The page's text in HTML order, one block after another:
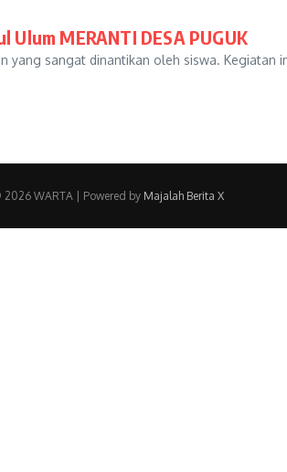
MERANTI DESA PUGUK
sangat dinantikan oleh siswa. Kegiatan
WARTA | Powered by Majalah Berita X